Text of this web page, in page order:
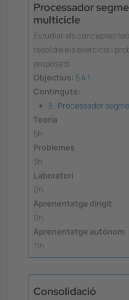
Processador
multicicle
Estudiar els conceptes
resoldre els exercicis i
proposats
Objectius: 541
Continguts:
5 . Processador
Teoria
5h
Problemes
3h
Laboratori
0h
Aprenentatge dirigit
0h
Aprenentatge autònom
11h
Consolidació